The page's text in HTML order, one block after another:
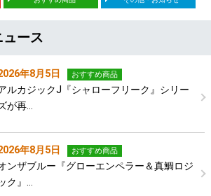
ース
年8月5日 おすすめ商品
ルカジックJ『シャローフリーク』シリー
が再…
年8月5日 おすすめ商品
ンザブルー『グローエンペラー＆真鯛ロジ
ク』…